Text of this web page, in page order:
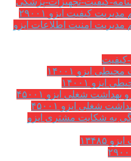
کیفیت ایزو ۲۹۰۰۱
مدیریت امنیت اطلاعات ایزو
کیفیت
ایزو ۱۴۰۰۱
۱۴۰۰۱
شغلی ایزو ۴۵۰۰۱
شغلی ایزو ۴۵۰۰۱
به شکایت مشتری ایزو